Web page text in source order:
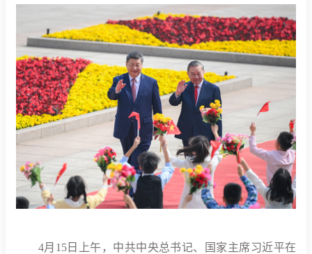
4月15日上午，中共中央总书记、国家主席习近平在